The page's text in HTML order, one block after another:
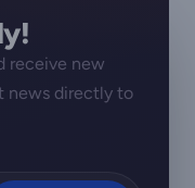
receive new
news directly to